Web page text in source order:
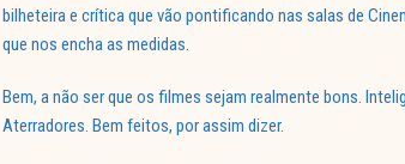
bilheteira e crítica que vão pontificando nas salas de
que nos encha as medidas.
Bem, a não ser que os filmes sejam realmente bons.
Aterradores. Bem feitos, por assim dizer.